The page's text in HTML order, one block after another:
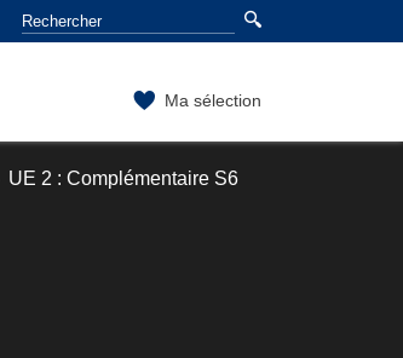
Ma sélection
UE 2 : Complémentaire S6